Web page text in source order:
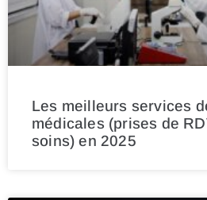
Les meilleurs services
médicales (prises de
soins) en 2025